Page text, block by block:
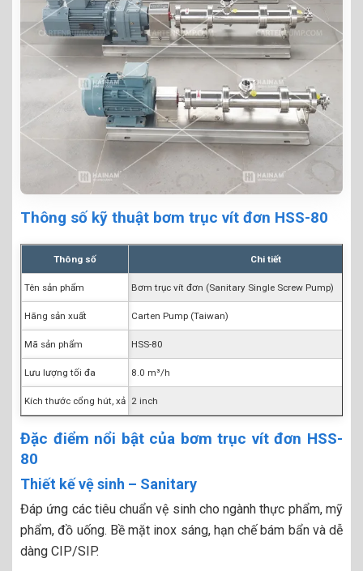
Thông số kỹ thuật bơm trục vít đơn HSS-80
Thông số Chi tiết
Tên sản phẩm Bơm trục vít đơn (Sanitary Single Screw Pump)
Hãng sản xuất Carten Pump (Taiwan)
Mã sản phẩm HSS-80
Lưu lượng tối đa 8.0 m³/h
Kích thước cổng hút, xả 2 inch
Đặc điểm nổi bật của bơm trục vít đơn HSS-
80
Thiết kế vệ sinh – Sanitary
Đáp ứng các tiêu chuẩn vệ sinh cho ngành thực phẩm, mỹ
phẩm, đồ uống. Bề mặt inox sáng, hạn chế bám bẩn và dễ
dàng CIP/SIP.